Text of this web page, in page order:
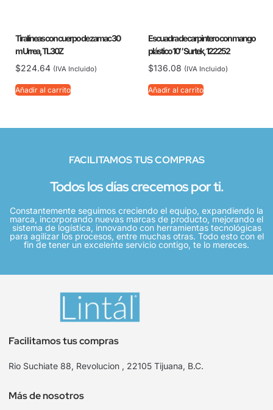
Tiralíneas con cuerpo de zamac 30
m Urrea, TL30Z
$224.64 (IVA Incluido)
Añadir al carrito
Escuadra de carpintero con mango
plástico 10″ Surtek, 122252
$136.08 (IVA Incluido)
Añadir al carrito
FACILITAMOS TUS COMPRAS
Todos los días crecemos por ti.
Constantemente seguimos creciendo el equipo, expandiendo la
marca, incorporando nuevas marcas de producto, mejorando el
sistema de logística, innovando con herramientas tecnológicas
para agilizar los procesos, entre muchas otras. Todo esto con el
fin de tener un excelente servicio contigo, te lo mereces.
Facilitamos tus compras
Rio Suchiate 88, Revolucion , 22105 Tijuana, B.C.
Más de nosotros